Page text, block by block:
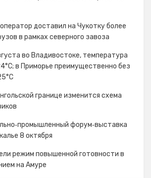
доставил на Чукотку более
в рамках северного завоза
во Владивостоке, температура
в Приморье преимущественно без
границе изменится схема
форум‑выставка
8 октября
режим повышенной готовности в
на Амуре